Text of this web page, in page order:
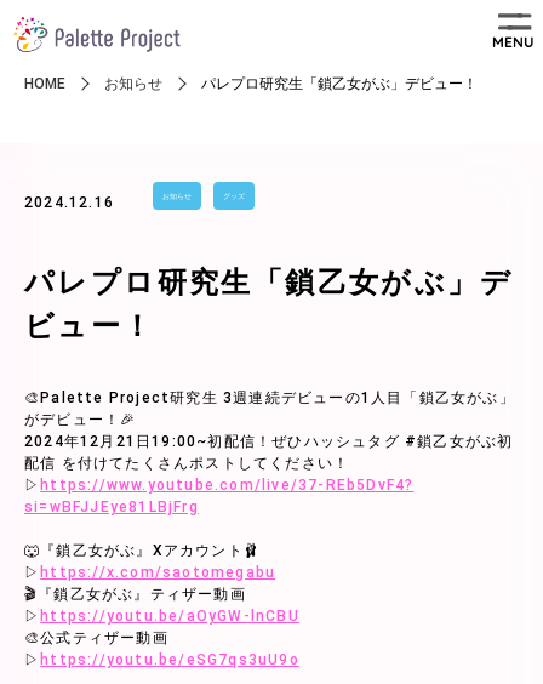
MENU
HOME お知らせ パレプロ研究生「鎖乙女がぶ」デビュー！
2024.12.16 お知らせ グッズ
パレプロ研究生「鎖乙女がぶ」デ
ビュー！
🎨Palette Project研究生 3週連続デビューの1人目「鎖乙女がぶ」
がデビュー！🎉
2024年12月21日19:00~初配信！ぜひハッシュタグ #鎖乙女がぶ初
配信 を付けてたくさんポストしてください！
▷ https://www.youtube.com/live/37-REb5DvF4?
si=wBFJJEye81LBjFrg
🐺『鎖乙女がぶ』Xアカウント🩰
▷ https://x.com/saotomegabu
🎬『鎖乙女がぶ』ティザー動画
▷ https://youtu.be/aOyGW-lnCBU
🎨公式ティザー動画
▷ https://youtu.be/eSG7qs3uU9o